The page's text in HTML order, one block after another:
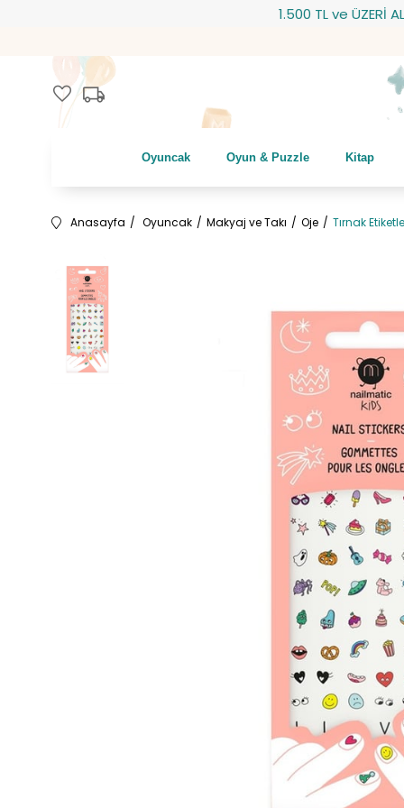
1.500 TL ve ÜZERİ
favorite local_shipping
Oyuncak Oyun & Puzzle Kitap
Anasayfa Oyuncak Makyaj ve Takı Oje Tırnak